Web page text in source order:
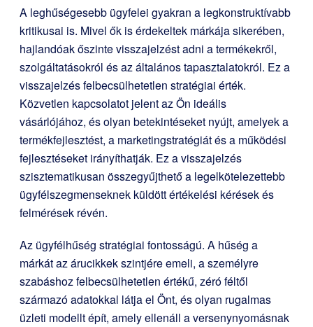
A leghűségesebb ügyfelei gyakran a legkonstruktívabb
kritikusai is. Mivel ők is érdekeltek márkája sikerében,
hajlandóak őszinte visszajelzést adni a termékekről,
szolgáltatásokról és az általános tapasztalatokról. Ez a
visszajelzés felbecsülhetetlen stratégiai érték.
Közvetlen kapcsolatot jelent az Ön ideális
vásárlójához, és olyan betekintéseket nyújt, amelyek a
termékfejlesztést, a marketingstratégiát és a működési
fejlesztéseket irányíthatják. Ez a visszajelzés
szisztematikusan összegyűjthető a legelkötelezettebb
ügyfélszegmenseknek küldött értékelési kérések és
felmérések révén.
Az ügyfélhűség stratégiai fontosságú. A hűség a
márkát az árucikkek szintjére emeli, a személyre
szabáshoz felbecsülhetetlen értékű, zéró féltől
származó adatokkal látja el Önt, és olyan rugalmas
üzleti modellt épít, amely ellenáll a versenynyomásnak